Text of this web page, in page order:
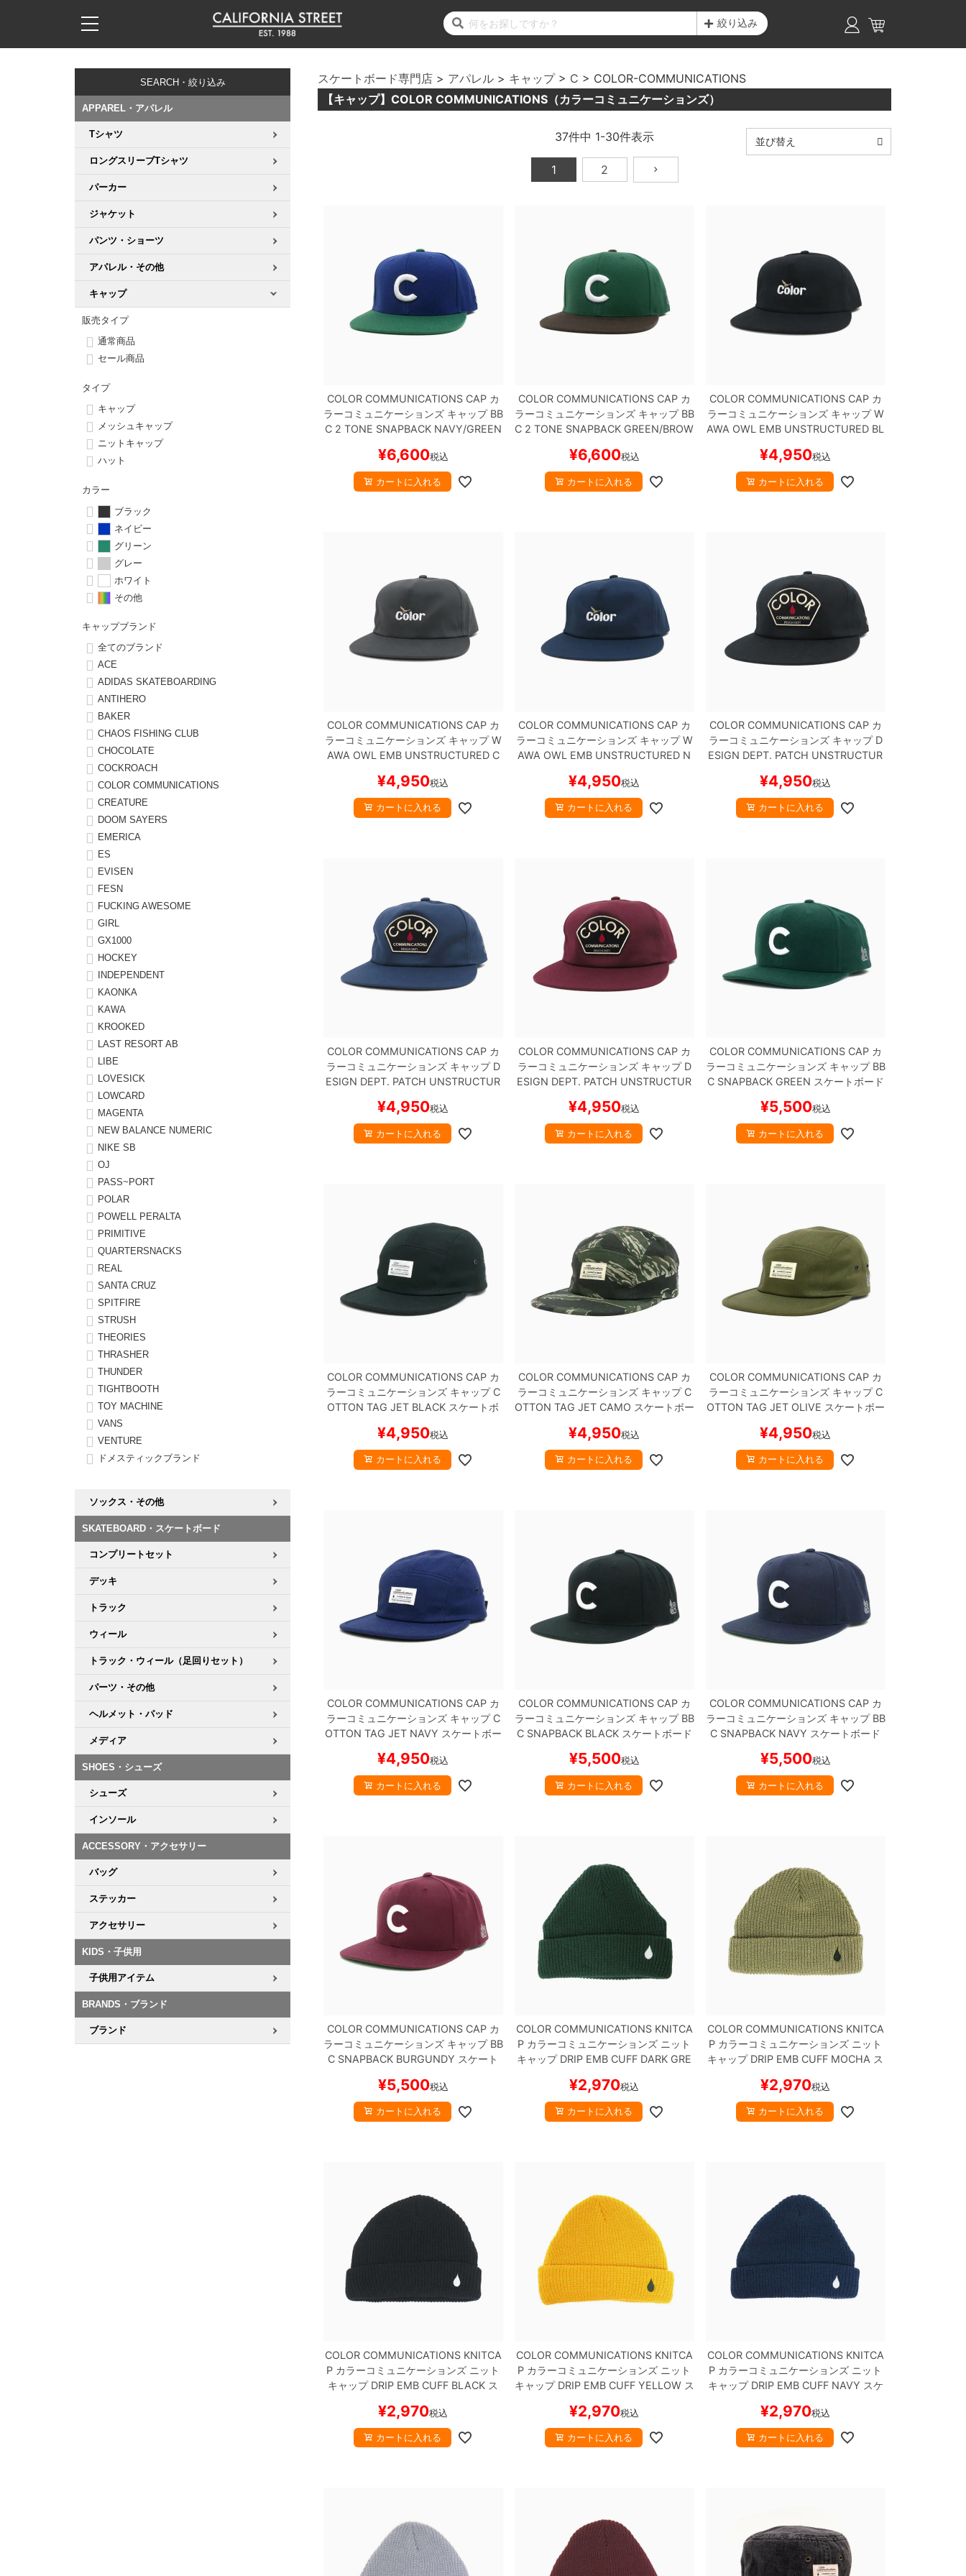
絞り込み
SEARCH・絞り込み
APPAREL・アパレル
Tシャツ
ロングスリーブTシャツ
パーカー
ジャケット
パンツ・ショーツ
アパレル・その他
キャップ
販売タイプ
通常商品
セール商品
タイプ
キャップ
メッシュキャップ
ニットキャップ
ハット
カラー
ブラック
ネイビー
グリーン
グレー
ホワイト
その他
キャップブランド
全てのブランド
ACE
ADIDAS SKATEBOARDING
ANTIHERO
BAKER
CHAOS FISHING CLUB
CHOCOLATE
COCKROACH
COLOR COMMUNICATIONS
CREATURE
DOOM SAYERS
EMERICA
ES
EVISEN
FESN
FUCKING AWESOME
GIRL
GX1000
HOCKEY
INDEPENDENT
KAONKA
KAWA
KROOKED
LAST RESORT AB
LIBE
LOVESICK
LOWCARD
MAGENTA
NEW BALANCE NUMERIC
NIKE SB
OJ
PASS~PORT
POLAR
POWELL PERALTA
PRIMITIVE
QUARTERSNACKS
REAL
SANTA CRUZ
SPITFIRE
STRUSH
THEORIES
THRASHER
THUNDER
TIGHTBOOTH
TOY MACHINE
VANS
VENTURE
ドメスティックブランド
ソックス・その他
SKATEBOARD・スケートボード
コンプリートセット
デッキ
トラック
ウィール
トラック・ウィール（足回りセット）
パーツ・その他
ヘルメット・パッド
メディア
SHOES・シューズ
シューズ
インソール
ACCESSORY・アクセサリー
バッグ
ステッカー
アクセサリー
KIDS・子供用
子供用アイテム
BRANDS・ブランド
ブランド
スケートボード専門店 アパレル キャップ C
COLOR-COMMUNICATIONS
【キャップ】COLOR COMMUNICATIONS（カラーコミュニケーションズ）
並び替え
37件中 1-30件表示
1 2
COLOR COMMUNICATIONS CAPカ
ラーコミュニケーションズ キャップBB
C 2 TONE SNAPBACKNAVY/GREEN
¥6,600税込
カートに入れる
COLOR COMMUNICATIONS CAPカ
ラーコミュニケーションズキャップBB
C 2 TONE SNAPBACK GREEN/BROW
¥6,600税込
カートに入れる
COLOR COMMUNICATIONS CAPカ
ラーコミュニケーションズキャップW
AWA OWL EMB UNSTRUCTURED BL
¥4,950税込
カートに入れる
COLOR COMMUNICATIONS CAPカ
ラーコミュニケーションズキャップW
AWA OWL EMB UNSTRUCTUREDC
¥4,950税込
カートに入れる
COLOR COMMUNICATIONS CAPカ
ラーコミュニケーションズキャップW
AWA OWL EMB UNSTRUCTURED N
¥4,950税込
カートに入れる
COLOR COMMUNICATIONS CAPカ
ラーコミュニケーションズキャップD
ESIGN DEPT. PATCH UNSTRUCTUR
ド スケボー
¥4,950税込
カートに入れる
COLOR COMMUNICATIONS CAPカ
ラーコミュニケーションズキャップD
ESIGN DEPT. PATCH UNSTRUCTUR
スケボー
¥4,950税込
カートに入れる
COLOR COMMUNICATIONS CAPカ
ラーコミュニケーションズキャップD
ESIGN DEPT. PATCH UNSTRUCTUR
スケボー
¥4,950税込
カートに入れる
COLOR COMMUNICATIONS CAPカ
ラーコミュニケーションズキャップBB
C SNAPBACKGREEN スケートボード
¥5,500税込
カートに入れる
COLOR COMMUNICATIONS CAPカ
ラーコミュニケーションズキャップC
OTTON TAG JET BLACK スケートボ
¥4,950税込
カートに入れる
COLOR COMMUNICATIONS CAPカ
ラーコミュニケーションズキャップC
OTTON TAG JETCAMO スケートボー
¥4,950税込
カートに入れる
COLOR COMMUNICATIONS CAPカ
ラーコミュニケーションズキャップC
OTTON TAG JETOLIVE スケートボー
¥4,950税込
カートに入れる
COLOR COMMUNICATIONS CAPカ
ラーコミュニケーションズキャップC
OTTON TAG JETNAVY スケートボー
¥4,950税込
カートに入れる
COLOR COMMUNICATIONS CAPカ
ラーコミュニケーションズキャップBB
C SNAPBACKBLACKスケートボード
¥5,500税込
カートに入れる
COLOR COMMUNICATIONS CAPカ
ラーコミュニケーションズキャップBB
C SNAPBACK NAVY スケートボード
¥5,500税込
カートに入れる
COLOR COMMUNICATIONS CAPカ
ラーコミュニケーションズ キャップBB
C SNAPBACK BURGUNDY スケート
¥5,500税込
カートに入れる
COLOR COMMUNICATIONS KNITCA
P カラーコミュニケーションズ ニット
キャップDRIP EMB CUFF DARK GRE
¥2,970税込
カートに入れる
COLOR COMMUNICATIONS KNITCA
P カラーコミュニケーションズ ニット
キャップDRIP EMB CUFF MOCHA ス
¥2,970税込
カートに入れる
COLOR COMMUNICATIONS KNITCA
P カラーコミュニケーションズ ニット
キャップDRIP EMB CUFF BLACK ス
¥2,970税込
カートに入れる
COLOR COMMUNICATIONS KNITCA
P カラーコミュニケーションズ ニット
キャップDRIP EMB CUFFYELLOWス
¥2,970税込
カートに入れる
COLOR COMMUNICATIONS KNITCA
P カラーコミュニケーションズ ニット
キャップDRIP EMB CUFFNAVY スケ
¥2,970税込
カートに入れる
11,000円以上で送料無料！
コンプリートセット（完成品）
11,000円以上で送料無料！
デッキ新着一覧
サイズからデッキを選ぶ
シェイプデッキ
11,000円以上で送料無料！
トラック新着一覧
適合デッキサイズから選ぶ
11,000円以上で送料無料！
ウィール新着一覧
ウィールをサイズから選ぶ
スピットファイヤー F4（フォーミュラフォー）
ボーンズ XF（エックスフォーミュラ）
ボーンズ STF（エスティーエフ）
パウエルペラルタ DF（ドラゴンフォーミュラ）
ソフトウィール（クルーザー）
ベアリング
デッキテープ
足回りセット（トラック・ウィールセット）
練習用アイテム（初心者におすすめ）
スケートケース・バッグ
メディア（雑誌・DVD・CD）
11,000円以上で送料無料！
シューズ新着一覧
シューズをサイズから選ぶ
シューレース・その他
11,000円以上で送料無料！
ジャケット
トレーナー・セーター
7分袖シャツ・ラグラン
アンダーウエア
サイズの測り方
11,000円以上で送料無料！
最新ブログ一覧
11,000円以上で送料無料！
スタッフおすすめアイテム
スケートパーク情報
11,000円以上で送料無料！
カリフォルニアストリートの歴史
プライバシーポリシー
特定商取引法に基づく表記